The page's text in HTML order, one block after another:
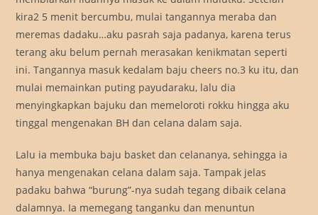
kira2 5 menit bercumbu, mulai tangannya meraba dan
meremas dadaku…aku pasrah saja padanya, karena terus
terang aku belum pernah merasakan kenikmatan seperti
ini. Tangannya masuk kedalam baju cheers no.3 ku itu, dan
mulai memainkan puting payudaraku, lalu dia
menyingkapkan bajuku dan memeloroti rokku hingga aku
tinggal mengenakan BH dan celana dalam saja.
Lalu ia membuka baju basket dan celananya, sehingga ia
hanya mengenakan celana dalam saja. Tampak jelas
padaku bahwa “burung”-nya sudah tegang dibaik celana
dalamnya. Ia memegang tanganku dan menuntun